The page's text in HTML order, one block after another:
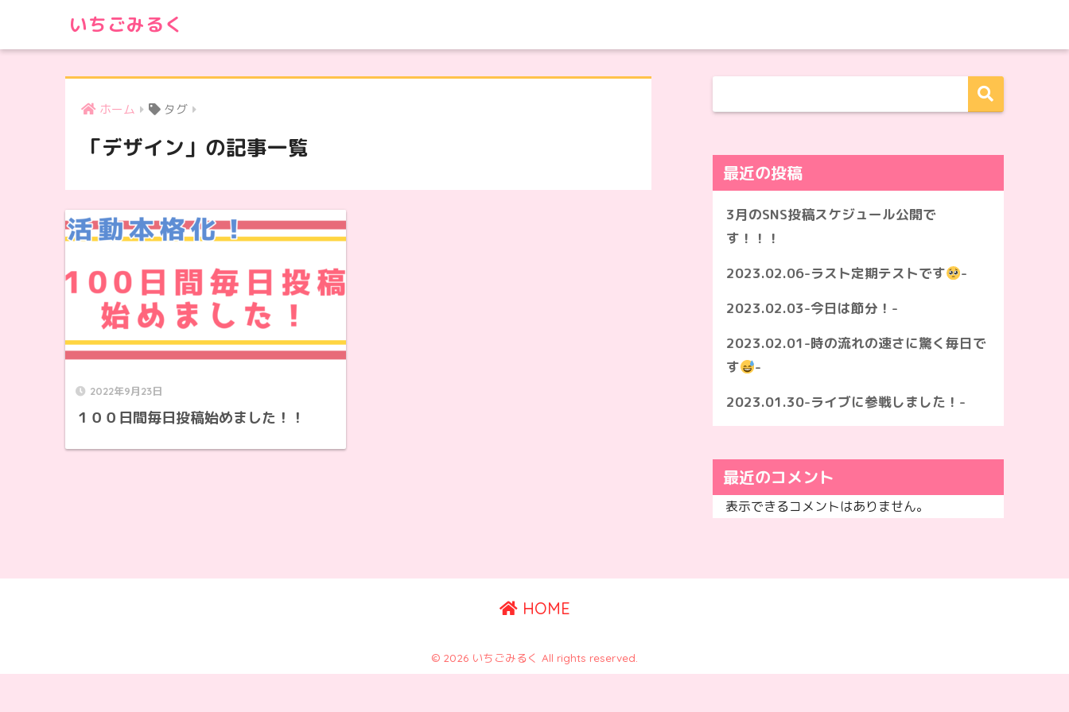
いちごみるく
ホーム タグ
「デザイン」の記事一覧
2022年9月23日
１００日間毎日投稿始めました！！
最近の投稿
3月のSNS投稿スケジュール公開で
す！！！
2023.02.06-ラスト定期テストです
-
2023.02.03-今日は節分！-
2023.02.01-時の流れの速さに驚く毎日で
す
-
2023.01.30-ライブに参戦しました！-
最近のコメント
表示できるコメントはありません。
HOME
© 2026 いちごみるく All rights reserved.